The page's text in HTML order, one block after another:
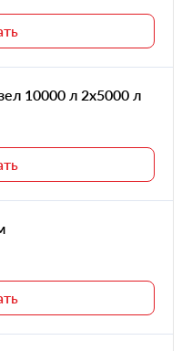
10000 л 2х5000 л